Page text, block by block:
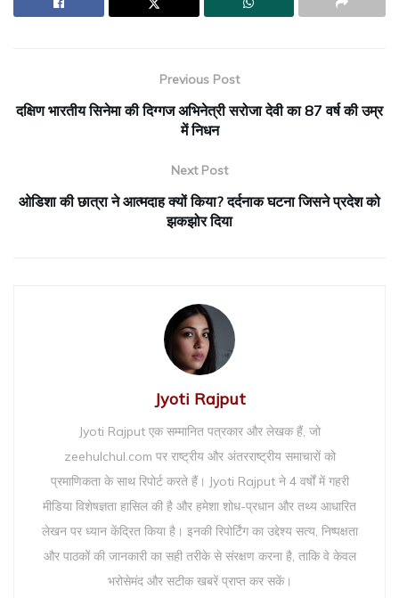
Previous Post
दक्षिण भारतीय सिनेमा की दिग्गज अभिनेत्री सरोजा देवी का 87 वर्ष की उम्र
में निधन
Next Post
ओडिशा की छात्रा ने आत्मदाह क्यों किया? दर्दनाक घटना जिसने प्रदेश को
झकझोर दिया
Jyoti Rajput
Jyoti Rajput एक सम्मानित पत्रकार और लेखक हैं, जो
zeehulchul.com पर राष्ट्रीय और अंतरराष्ट्रीय समाचारों को
प्रमाणिकता के साथ रिपोर्ट करते हैं। Jyoti Rajput ने 4 वर्षों में गहरी
मीडिया विशेषज्ञता हासिल की है और हमेशा शोध-प्रधान और तथ्य आधारित
लेखन पर ध्यान केंद्रित किया है। इनकी रिपोर्टिंग का उद्देश्य सत्य, निष्पक्षता
और पाठकों की जानकारी का सही तरीके से संरक्षण करना है, ताकि वे केवल
भरोसेमंद और सटीक खबरें प्राप्त कर सकें।